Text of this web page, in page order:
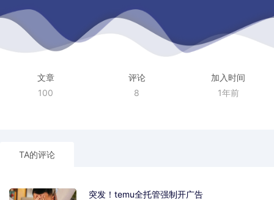
文章
100
评论
8
加入时间
1年前
TA的评论
突发！temu全托管强制开广告